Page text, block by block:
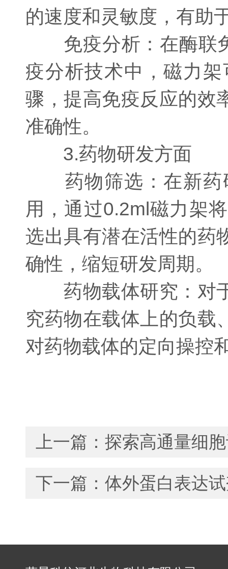
的速度和灵敏度，有助
免疫分析：在酶联免
疫分析技术中，磁力
骤，提高免疫反应的效
准确性。
3.药物研发方面
药物筛选：在新药
用，通过0.2ml磁力架
选出具有潜在活性的药
确性，缩短研发周期。
药物载体研究：对于
究药物在载体上的负载
对药物载体的定向操控
上一篇： 探索高通量细
下一篇： 体外蛋白表达